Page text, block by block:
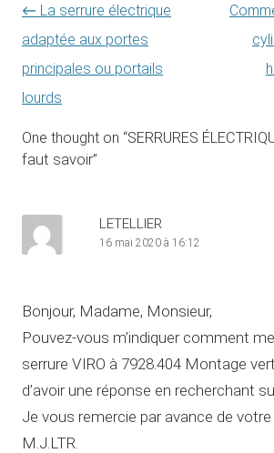
Navigation des articles
← La serrure électrique
adaptée aux portes
principales ou portails
lourds
One thought on “SERRURES
faut savoir”
LETELLIER
16 mai 2020 à 16:12
Bonjour, Madame, Monsieur,
Pouvez-vous m’indiquer comment
serrure VIRO à 7928.404 Montage
d’avoir une réponse en recherchant
Je vous remercie par avance de votre
M.J.LTR.